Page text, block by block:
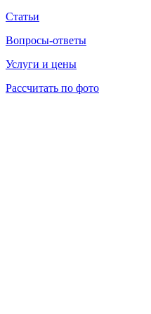
Статьи
Вопросы-ответы
Услуги и цены
Рассчитать по фото